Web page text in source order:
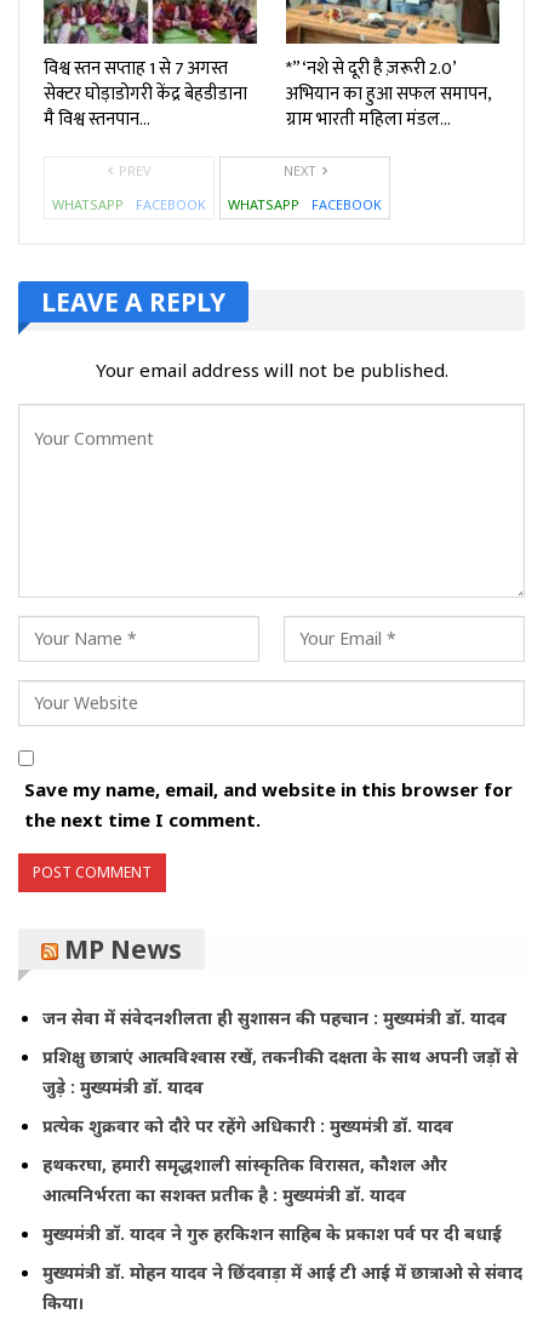
विश्व स्तन सप्ताह 1 से 7 अगस्त
सेक्टर घोड़ाडोगरी केंद्र बेहडीडाना
मै विश्व स्तनपान…
*”‘नशे से दूरी है ज़रूरी 2.0’
अभियान का हुआ सफल समापन,
ग्राम भारती महिला मंडल…
PREV
WHATSAPP
FACEBOOK
NEXT
WHATSAPP
FACEBOOK
LEAVE A REPLY
Your email address will not be published.
Save my name, email, and website in this browser for
the next time I comment.
MP News
जन सेवा में संवेदनशीलता ही सुशासन की पहचान : मुख्यमंत्री डॉ. यादव
प्रशिक्षु छात्राएं आत्मविश्वास रखें, तकनीकी दक्षता के साथ अपनी जड़ों से
जुड़े : मुख्यमंत्री डॉ. यादव
प्रत्येक शुक्रवार को दौरे पर रहेंगे अधिकारी : मुख्यमंत्री डॉ. यादव
हथकरघा, हमारी समृद्धशाली सांस्कृतिक विरासत, कौशल और
आत्मनिर्भरता का सशक्त प्रतीक है : मुख्यमंत्री डॉ. यादव
मुख्यमंत्री डॉ. यादव ने गुरु हरकिशन साहिब के प्रकाश पर्व पर दी बधाई
मुख्यमंत्री डॉ. मोहन यादव ने छिंदवाड़ा में आई टी आई में छात्राओ से संवाद
किया।